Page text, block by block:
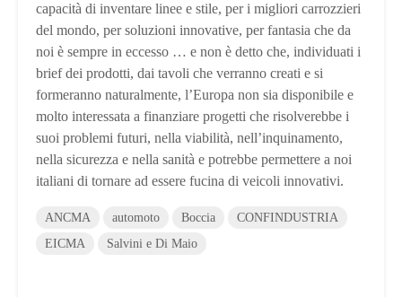
capacità di inventare linee e stile, per i migliori carrozzieri
del mondo, per soluzioni innovative, per fantasia che da
noi è sempre in eccesso … e non è detto che, individuati i
brief dei prodotti, dai tavoli che verranno creati e si
formeranno naturalmente, l’Europa non sia disponibile e
molto interessata a finanziare progetti che risolverebbe i
suoi problemi futuri, nella viabilità, nell’inquinamento,
nella sicurezza e nella sanità e potrebbe permettere a noi
italiani di tornare ad essere fucina di veicoli innovativi.
ANCMA automoto Boccia
CONFINDUSTRIA
EICMA
Salvini e Di Maio